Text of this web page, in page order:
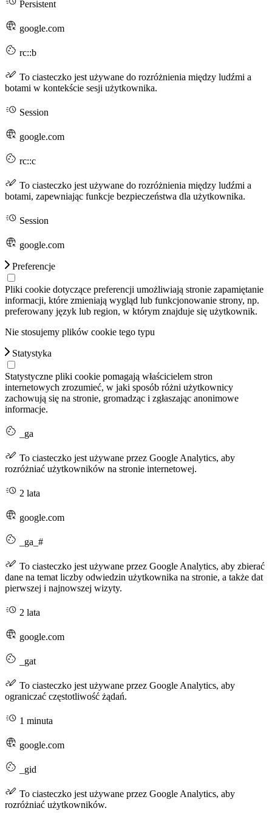
Persistent
google.com
rc::b
To ciasteczko jest używane do rozróżnienia między ludźmi a
botami w kontekście sesji użytkownika.
Session
google.com
rc::c
To ciasteczko jest używane do rozróżnienia między ludźmi a
botami, zapewniając funkcje bezpieczeństwa dla użytkownika.
Session
google.com
Preferencje
Pliki cookie dotyczące preferencji umożliwiają stronie zapamiętanie
informacji, które zmieniają wygląd lub funkcjonowanie strony, np.
preferowany język lub region, w którym znajduje się użytkownik.
Nie stosujemy plików cookie tego typu
Statystyka
Statystyczne pliki cookie pomagają właścicielem stron
internetowych zrozumieć, w jaki sposób różni użytkownicy
zachowują się na stronie, gromadząc i zgłaszając anonimowe
informacje.
_ga
To ciasteczko jest używane przez Google Analytics, aby
rozróżniać użytkowników na stronie internetowej.
2 lata
google.com
_ga_#
To ciasteczko jest używane przez Google Analytics, aby zbierać
dane na temat liczby odwiedzin użytkownika na stronie, a także dat
pierwszej i najnowszej wizyty.
2 lata
google.com
_gat
To ciasteczko jest używane przez Google Analytics, aby
ograniczać częstotliwość żądań.
1 minuta
google.com
_gid
To ciasteczko jest używane przez Google Analytics, aby
rozróżniać użytkowników.